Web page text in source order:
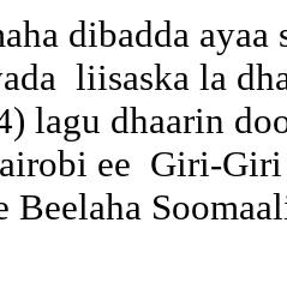
dibadda
liisaska la
lagu dhaarin
ee Giri-
Beelaha